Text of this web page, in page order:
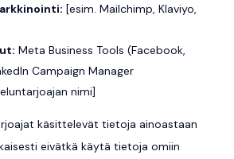
[esim. Mailchimp, Klaviyo,
Meta Business Tools (Facebook,
Campaign Manager
nimi]
käsittelevät tietoja ainoastaan
eivätkä käytä tietoja omiin